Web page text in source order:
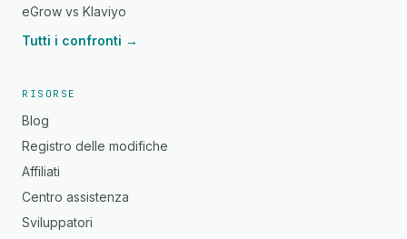
eGrow vs Klaviyo
Tutti i confronti →
RISORSE
Blog
Registro delle modifiche
Affiliati
Centro assistenza
Sviluppatori